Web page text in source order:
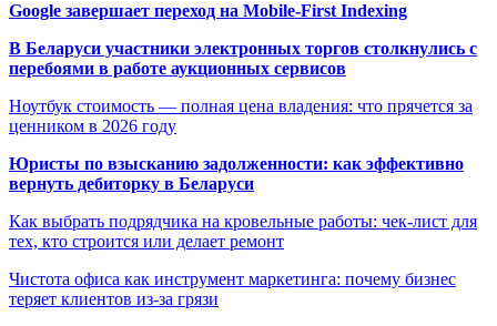
Google завершает переход на Mobile-First Indexing
В Беларуси участники электронных торгов столкнулись с
перебоями в работе аукционных сервисов
Ноутбук стоимость — полная цена владения: что прячется за
ценником в 2026 году
Юристы по взысканию задолженности: как эффективно
вернуть дебиторку в Беларуси
Как выбрать подрядчика на кровельные работы: чек-лист для
тех, кто строится или делает ремонт
Чистота офиса как инструмент маркетинга: почему бизнес
теряет клиентов из-за грязи